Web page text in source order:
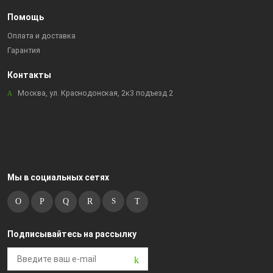
Помощь
Оплата и доставка
Гарантия
Контакты
Москва, ул. Краснодонская, 2к3 подъезд 2
Мы в социальных сетях
Подписывайтесь на рассылку